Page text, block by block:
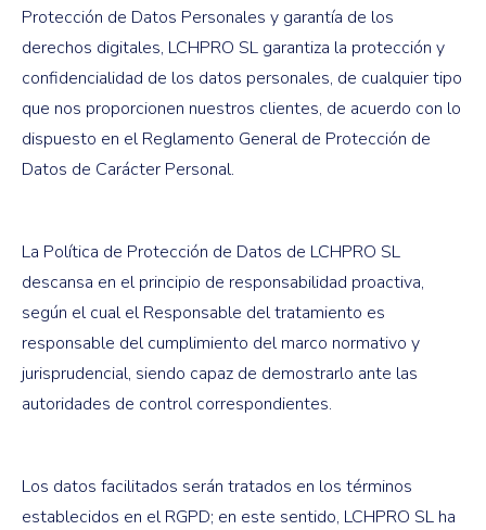
Protección de Datos Personales y garantía de los
derechos digitales, LCHPRO SL garantiza la protección y
confidencialidad de los datos personales, de cualquier tipo
que nos proporcionen nuestros clientes, de acuerdo con lo
dispuesto en el Reglamento General de Protección de
Datos de Carácter Personal.
La Política de Protección de Datos de LCHPRO SL
descansa en el principio de responsabilidad proactiva,
según el cual el Responsable del tratamiento es
responsable del cumplimiento del marco normativo y
jurisprudencial, siendo capaz de demostrarlo ante las
autoridades de control correspondientes.
Los datos facilitados serán tratados en los términos
establecidos en el RGPD; en este sentido, LCHPRO SL ha